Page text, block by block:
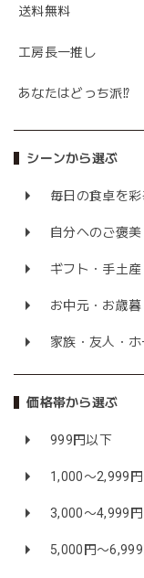
送料無料
工房長一推し
あなたはどっち派⁉
シーンから選ぶ
毎日の食卓を彩
自分へのご褒美
ギフト・手土産
お中元・お歳暮
家族・友人・
価格帯から選ぶ
999円以下
1,000〜2,999円
3,000〜4,999円
5,000円〜6,999